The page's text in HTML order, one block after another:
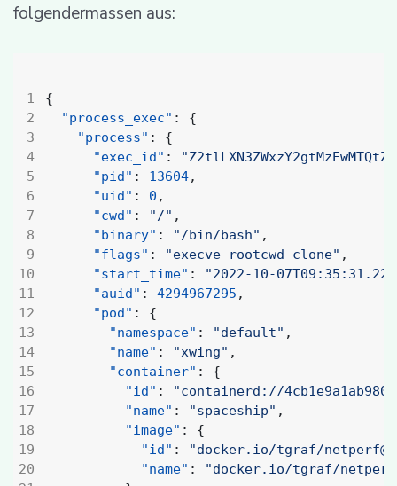
folgendermassen aus:
4
14
{
"process_exec" :
{
"process" :
{
"exec_id" :
"pid" : 13604,
"uid" : 0 ,
"cwd" : "/" ,
"binary" : "/bin/bash" ,
"flags" : "execve rootcwd clone" ,
"start_time" :
"2022-10-
"auid" : 4294967295 ,
"pod" :
{
"namespace" : "default" ,
"name" : "xwing" ,
"container" :
{
"id" :
"containerd://
"name" : "spaceship" ,
"image" :
{
"id" :
"docker.io/tgraf/
"name" :
"docker.io/tgraf/